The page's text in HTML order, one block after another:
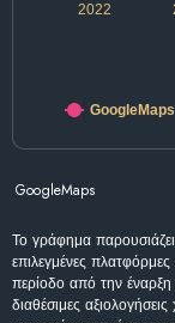
2022
GoogleMaps
GoogleMaps
Το γράφημα
επιλεγμένες
περίοδο από την
διαθέσιμες